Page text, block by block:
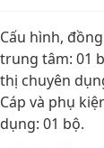
Cấu hình,
trung tâm: 01
thị chuyên
Cáp và phụ
dụng: 01 bộ.